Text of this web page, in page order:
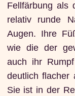
Fellfärbung als
relativ runde
Augen. Ihre
wie die der
auch ihr
deutlich flacher
Sie ist in der